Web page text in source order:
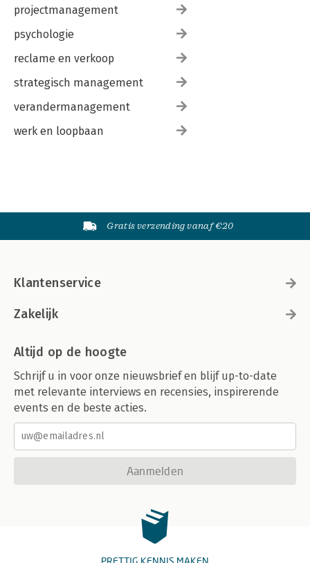
projectmanagement
psychologie
reclame en verkoop
strategisch management
verandermanagement
werk en loopbaan
Gratis verzending vanaf €20
Klantenservice
Zakelijk
Altijd op de hoogte
Schrijf u in voor onze nieuwsbrief en blijf up-to-date
met relevante interviews en recensies, inspirerende
events en de beste acties.
Aanmelden
PRETTIG KENNIS MAKEN